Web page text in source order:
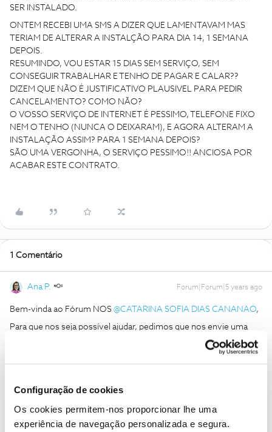
Configuração de cookies
Os cookies permitem-nos proporcionar lhe uma
experiência de navegação personalizada e segura.
SER INSTALADO.
ONTEM RECEBI UMA SMS A DIZER QUE LAMENTAVAM MAS
TERIAM DE ALTERAR A INSTALÇÃO PARA DIA 14, 1 SEMANA
DEPOIS.
RESUMINDO, VOU ESTAR 15 DIAS SEM SERVIÇO, SEM
CONSEGUIR TRABALHAR E TENHO DE PAGAR E CALAR??
DIZEM QUE NÃO É JUSTIFICATIVO PLAUSIVEL PARA PEDIR
CANCELAMENTO? COMO NÃO?
O VOSSO SERVIÇO DE INTERNET É PESSIMO, TELEFONE FIXO
NEM O TENHO (NUNCA O DEIXARAM), E AGORA ALTERAM A
INSTALAÇÃO ASSIM? PARA 1 SEMANA DEPOIS?
SÃO UMA VERGONHA, O SERVIÇO PESSIMO!! ANCIOSA POR
ACABAR ESTE CONTRATO.
1 Comentário
Ana P. Forum|Forum|5 years ago
Bem-vinda ao Fórum NOS @CATARINA SOFIA DIAS CANANAO,
Para que nos seja possível ajudar, pedimos que nos envie uma
mensagem privada com o seu número de cliente NOS para o
Ajude a comunidade a encontrar informação relevante. Marque
como "Melhor Resposta" e faça "Like" nos melhores comentários.